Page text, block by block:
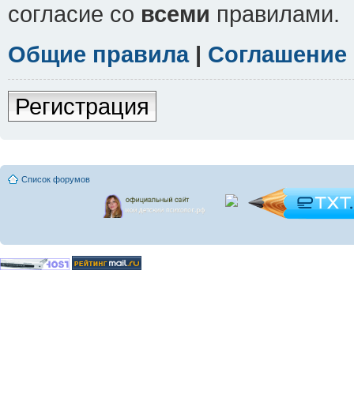
согласие со всеми правилами.
Общие правила|
Регистрация
Список форумов